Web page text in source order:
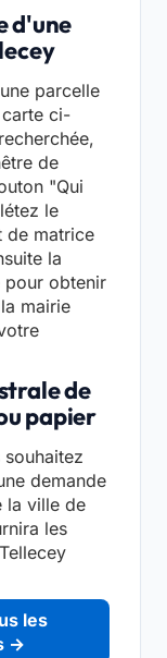
d'une
parcelle
ci-
de
"Qui
le
de matrice
la
pour obtenir
mairie
de
papier
demande
la ville de
les
les
→